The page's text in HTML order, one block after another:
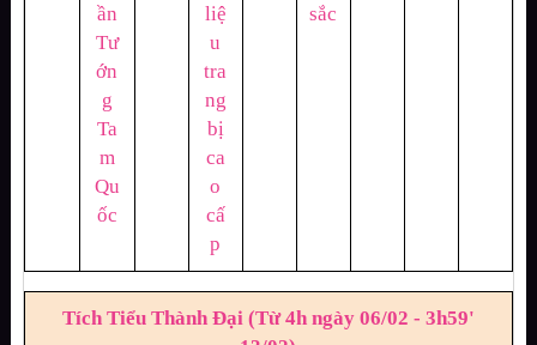
ần
Tư
ớn
g
Ta
m
Qu
ốc
liệ
u
tra
ng
bị
ca
o
cấ
p
sắc
Tích Tiểu Thành Đại (Từ 4h ngày 06/02 - 3h59'